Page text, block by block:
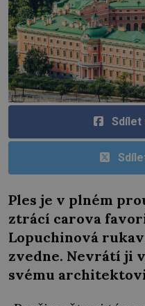
Sdílet
Ples je v plném
ztrácí carova
Lopuchinová
zvedne. Nevrátí ji
svému